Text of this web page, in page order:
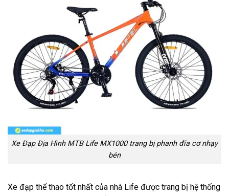
Xe Đạp Địa Hình MTB Life MX1000 trang bị phanh đĩa cơ nhạy
bén
Xe đạp thể thao tốt nhất của nhà Life được trang bị hệ thống